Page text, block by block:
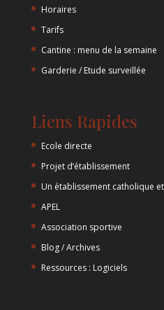
Horaires
Tarifs
Cantine : menu de la semaine
Garderie / Etude surveillée
Liens Rapides
Ecole directe
Projet d’établissement
Un établissement catholique
APEL
Association sportive
Blog / Archives
Ressources : Logiciels